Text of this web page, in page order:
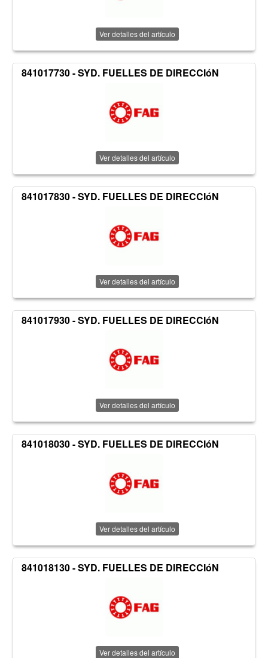
Ver detalles del artículo
841017730 - SYD. FUELLES DE DIRECCIóN
Ver detalles del artículo
841017830 - SYD. FUELLES DE DIRECCIóN
Ver detalles del artículo
841017930 - SYD. FUELLES DE DIRECCIóN
Ver detalles del artículo
841018030 - SYD. FUELLES DE DIRECCIóN
Ver detalles del artículo
841018130 - SYD. FUELLES DE DIRECCIóN
Ver detalles del artículo